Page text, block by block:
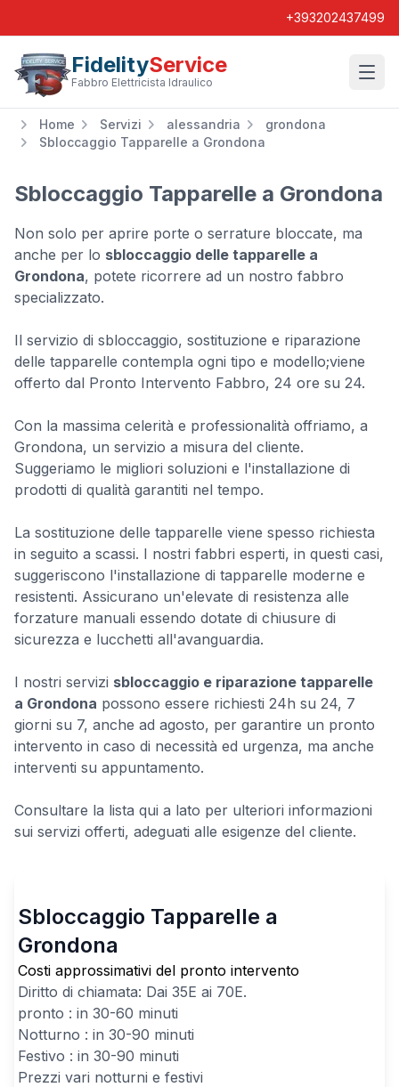
+393202437499
FidelityService
Fabbro Elettricista Idraulico
Home Servizi alessandria
grondona
Sbloccaggio Tapparelle a Grondona
Sbloccaggio Tapparelle a Grondona
Non solo per aprire porte o serrature bloccate, ma
anche per lo sbloccaggio delle tapparelle a
Grondona, potete ricorrere ad un nostro fabbro
specializzato.
Il servizio di sbloccaggio, sostituzione e riparazione
delle tapparelle contempla ogni tipo e modello;viene
offerto dal Pronto Intervento Fabbro, 24 ore su 24.
Con la massima celerità e professionalità offriamo, a
Grondona, un servizio a misura del cliente.
Suggeriamo le migliori soluzioni e l'installazione di
prodotti di qualità garantiti nel tempo.
La sostituzione delle tapparelle viene spesso richiesta
in seguito a scassi. I nostri fabbri esperti, in questi casi,
suggeriscono l'installazione di tapparelle moderne e
resistenti. Assicurano un'elevate di resistenza alle
forzature manuali essendo dotate di chiusure di
sicurezza e lucchetti all'avanguardia.
I nostri servizi sbloccaggio e riparazione tapparelle
a Grondona possono essere richiesti 24h su 24, 7
giorni su 7, anche ad agosto, per garantire un pronto
intervento in caso di necessità ed urgenza, ma anche
interventi su appuntamento.
Consultare la lista qui a lato per ulteriori informazioni
sui servizi offerti, adeguati alle esigenze del cliente.
Sbloccaggio Tapparelle a
Grondona
Costi approssimativi del pronto intervento
Diritto di chiamata: Dai 35E ai 70E.
pronto : in 30-60 minuti
Notturno : in 30-90 minuti
Festivo : in 30-90 minuti
Prezzi vari notturni e festivi